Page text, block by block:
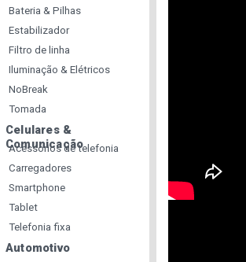
Bateria & Pilhas
Estabilizador
Filtro de linha
Iluminação & Elétricos
NoBreak
Tomada
Celulares &
Comunicação
Acessorios de telefonia
Carregadores
Smartphone
Tablet
Telefonia fixa
Automotivo